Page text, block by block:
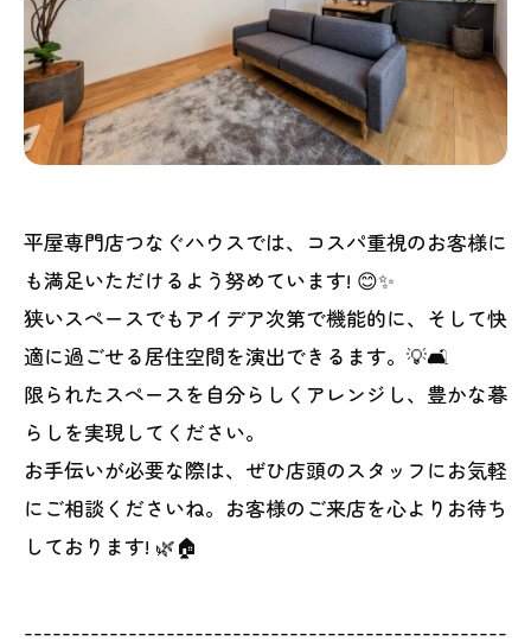
平屋専門店つなぐハウスでは、コスパ重視のお客様に
も満足いただけるよう努めています! 😊✨
狭いスペースでもアイデア次第で機能的に、そして快
適に過ごせる居住空間を演出できるます。💡🛋️
限られたスペースを自分らしくアレンジし、豊かな暮
らしを実現してください。
お手伝いが必要な際は、ぜひ店頭のスタッフにお気軽
にご相談くださいね。お客様のご来店を心よりお待ち
しております! 🌿🏠
---------------------------------------------------